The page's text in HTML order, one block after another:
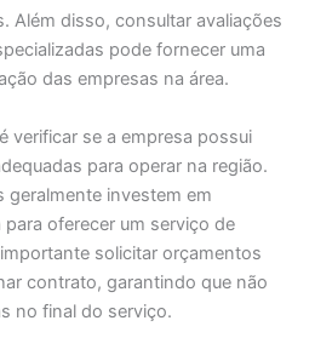
Além disso, consultar avaliações
pode fornecer uma
das empresas na área.
verificar se a empresa possui
para operar na região.
geralmente investem em
oferecer um serviço de
solicitar orçamentos
contrato, garantindo que não
no final do serviço.